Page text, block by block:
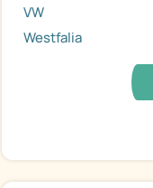
VW
Westfalia